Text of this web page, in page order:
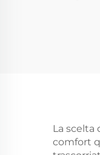
La
comfort